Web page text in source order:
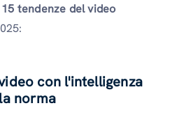
tendenze del video
con l'intelligenza
norma